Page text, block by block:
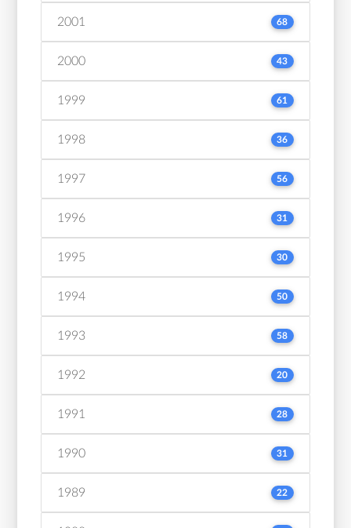
2001 68
2000 43
1999 61
1998 36
1997 56
1996 31
1995 30
1994 50
1993 58
1992 20
1991 28
1990 31
1989 22